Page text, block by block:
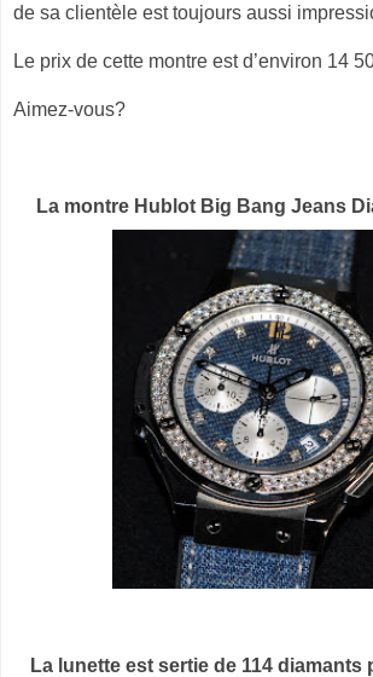
de sa clientèle est toujours aussi
Le prix de cette montre est d’environ 14
Aimez-vous?
La montre Hublot Big Bang Jeans
La lunette est sertie de 114 diamants